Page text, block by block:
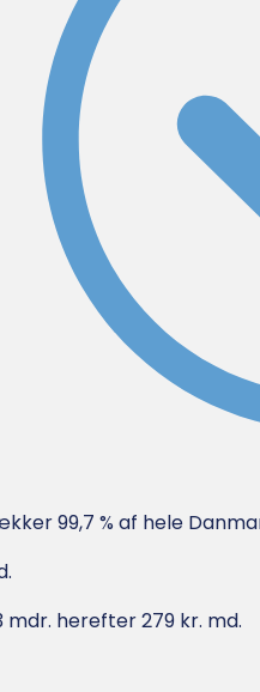
99,7 % af hele
mdr. herefter 279 kr. md.